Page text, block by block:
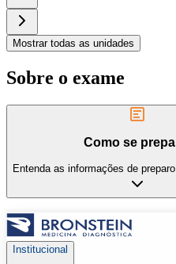
Mostrar todas as unidades
Sobre o exame
Como se
Entenda as informações de
Institucional